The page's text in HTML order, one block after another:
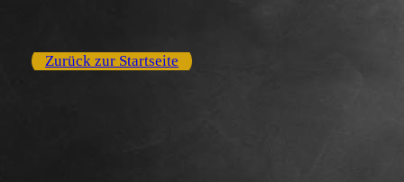
Zurück zur Startseite